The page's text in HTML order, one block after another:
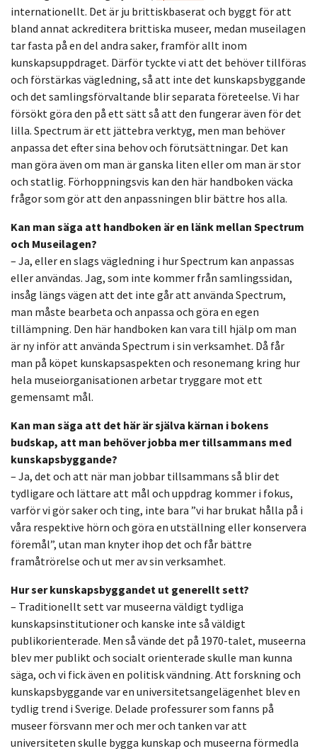
internationellt. Det är ju brittiskbaserat och byggt för att
bland annat ackreditera brittiska museer, medan museilagen
tar fasta på en del andra saker, framför allt inom
kunskapsuppdraget. Därför tyckte vi att det behöver tillföras
och förstärkas vägledning, så att inte det kunskapsbyggande
och det samlingsförvaltande blir separata företeelse. Vi har
försökt göra den på ett sätt så att den fungerar även för det
lilla. Spectrum är ett jättebra verktyg, men man behöver
anpassa det efter sina behov och förutsättningar. Det kan
man göra även om man är ganska liten eller om man är stor
och statlig. Förhoppningsvis kan den här handboken väcka
frågor som gör att den anpassningen blir bättre hos alla.
Kan man säga att handboken är en länk mellan Spectrum
och Museilagen?
– Ja, eller en slags vägledning i hur Spectrum kan anpassas
eller användas. Jag, som inte kommer från samlingssidan,
insåg längs vägen att det inte går att använda Spectrum,
man måste bearbeta och anpassa och göra en egen
tillämpning. Den här handboken kan vara till hjälp om man
är ny inför att använda Spectrum i sin verksamhet. Då får
man på köpet kunskapsaspekten och resonemang kring hur
hela museiorganisationen arbetar tryggare mot ett
gemensamt mål.
Kan man säga att det här är själva kärnan i bokens
budskap, att man behöver jobba mer tillsammans med
kunskapsbyggande?
– Ja, det och att när man jobbar tillsammans så blir det
tydligare och lättare att mål och uppdrag kommer i fokus,
varför vi gör saker och ting, inte bara ”vi har brukat hålla på i
våra respektive hörn och göra en utställning eller konservera
föremål”, utan man knyter ihop det och får bättre
framåtrörelse och ut mer av sin verksamhet.
Hur ser kunskapsbyggandet ut generellt sett?
– Traditionellt sett var museerna väldigt tydliga
kunskapsinstitutioner och kanske inte så väldigt
publikorienterade. Men så vände det på 1970-talet, museerna
blev mer publikt och socialt orienterade skulle man kunna
säga, och vi fick även en politisk vändning. Att forskning och
kunskapsbyggande var en universitetsangelägenhet blev en
tydlig trend i Sverige. Delade professurer som fanns på
museer försvann mer och mer och tanken var att
universiteten skulle bygga kunskap och museerna förmedla